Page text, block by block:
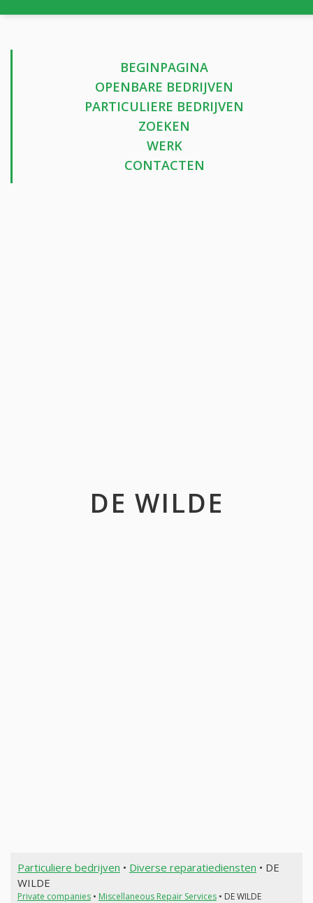
BEGINPAGINA
OPENBARE BEDRIJVEN
PARTICULIERE BEDRIJVEN
ZOEKEN
WERK
CONTACTEN
DE WILDE
Particuliere bedrijven • Diverse reparatiediensten • DE
WILDE
Private companies• Miscellaneous Repair Services• DE WILDE